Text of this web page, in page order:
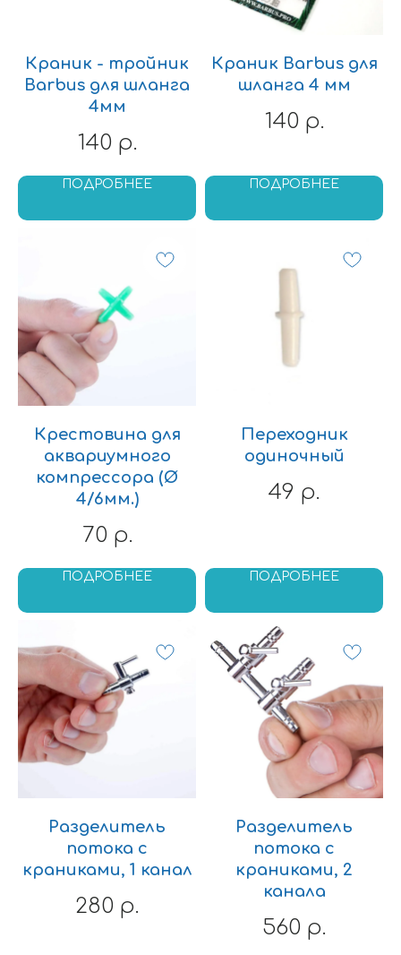
Краник - тройник
Barbus для шланга
4мм
140 р.
ПОДРОБНЕЕ
Краник Barbus для
шланга 4 мм
140 р.
ПОДРОБНЕЕ
Крестовина для
аквариумного
компрессора (Ø
4/6мм.)
70 р.
ПОДРОБНЕЕ
Переходник
одиночный
49 р.
ПОДРОБНЕЕ
Разделитель
потока с
краниками, 1 канал
280 р.
Разделитель
потока с
краниками, 2
канала
560 р.